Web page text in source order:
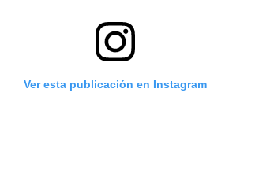
Ver esta publicación en Instagram